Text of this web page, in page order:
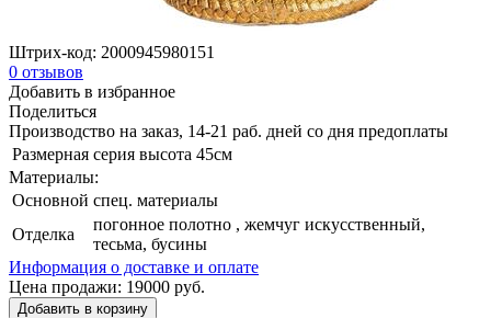
Штрих-код: 2000945980151
0 отзывов
Добавить в избранное
Поделиться
Производство на заказ, 14-21 раб. дней со дня предоплаты
Размерная серия высота 45см
Материалы:
Основной спец. материалы
Отделка
погонное полотно , жемчуг искусственный,
тесьма, бусины
Информация о доставке и оплате
Цена продажи: 19000 руб.
Добавить в корзину